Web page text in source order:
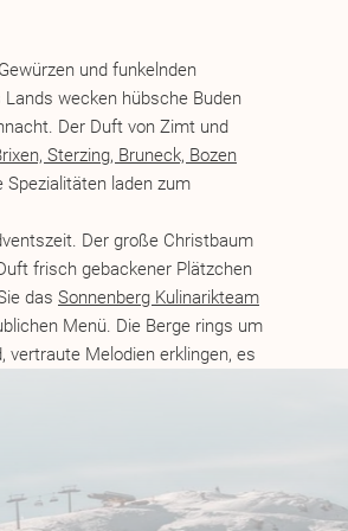
und funkelnden
Lands wecken hübsche Buden
Der Duft von Zimt und
Sterzing, Bruneck, Bozen
Spezialitäten laden zum
Der große Christbaum
frisch gebackener Plätzchen
das Sonnenberg Kulinarikteam
Menü. Die Berge rings um
Melodien erklingen, es
Sie auf besondere
Stunden im Sonnenberg
eine festliche Tafel. Beim
Livemusik begleitet Sie in die
der Himmel in tausend
Hand, der Blick über das Tal
Momente, die in Erinnerung